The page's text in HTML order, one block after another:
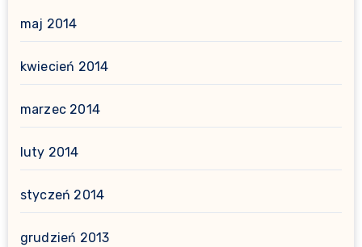
maj 2014
kwiecień 2014
marzec 2014
luty 2014
styczeń 2014
grudzień 2013